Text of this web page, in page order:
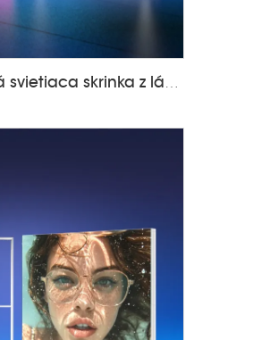
SEGPRO Nabíjateľná svietiaca skrinka z látky na pult LT-ALF85-T3B